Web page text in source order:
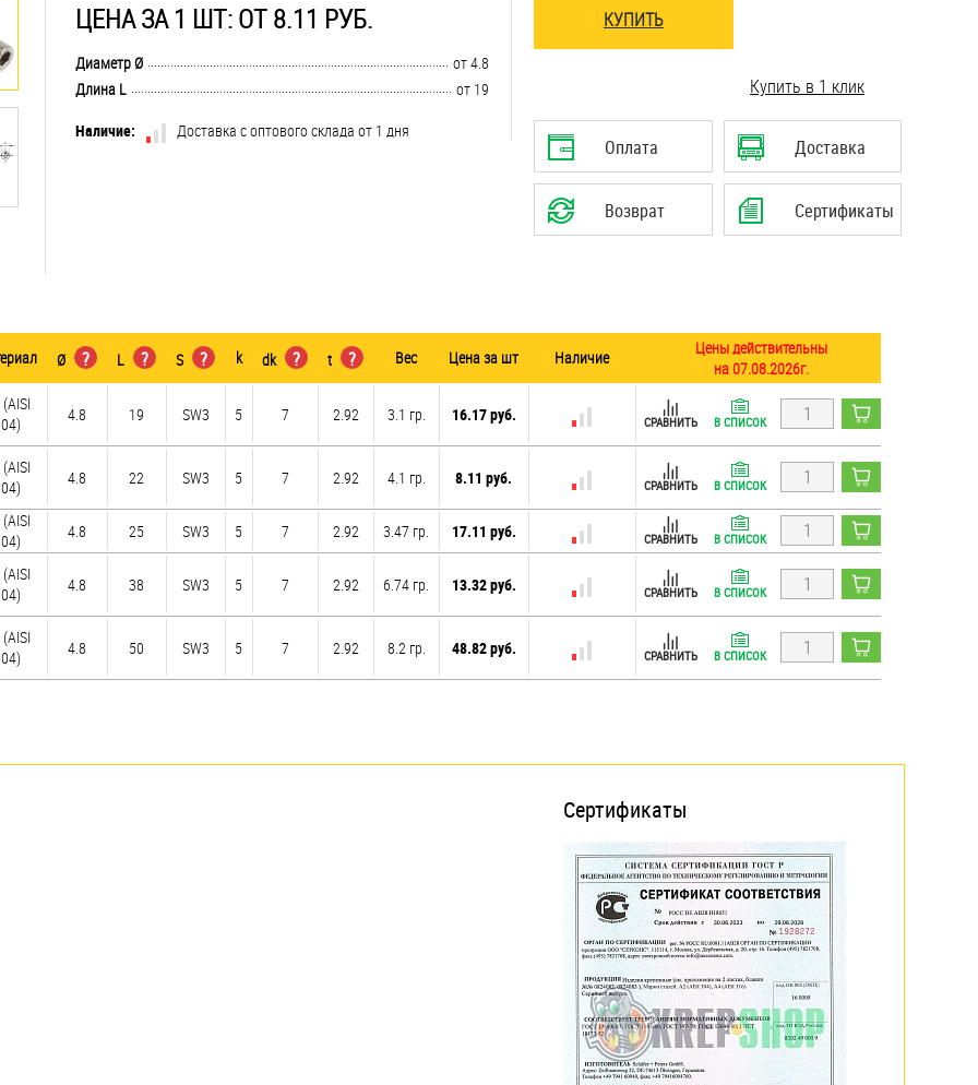
ЦЕНА ЗА 1 ШТ: ОТ 8.11 РУБ.
........................................................................................................................................................................................................
Диаметр Ø
от 4.8
........................................................................................................................................................................................................
Длина L
от 19
Наличие:
Доставка с оптового склада от 1 дня
КУПИТЬ
Купить в 1 клик
Оплата Доставка
Возврат Сертификаты
Ø ? L ? S ? k dk ? t ? Вес Цена за шт Наличие
Цены действительны
на 07.08.2026г.
4.8 19 SW3 5 7 2.92 3.1 гр. 16.17 руб. СРАВНИТЬ В СПИСОК
4.8 22 SW3 5 7 2.92 4.1 гр. 8.11 руб. СРАВНИТЬ В СПИСОК
4.8 25 SW3 5 7 2.92 3.47 гр. 17.11 руб. СРАВНИТЬ В СПИСОК
4.8 38 SW3 5 7 2.92 6.74 гр. 13.32 руб. СРАВНИТЬ В СПИСОК
4.8 50 SW3 5 7 2.92 8.2 гр. 48.82 руб. СРАВНИТЬ В СПИСОК
Сертификаты